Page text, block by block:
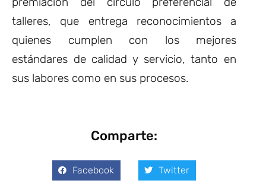
talleres, que entrega reconocimientos a
quienes cumplen con los mejores
estándares de calidad y servicio, tanto en
sus labores como en sus procesos.
Comparte:
Facebook Twitter